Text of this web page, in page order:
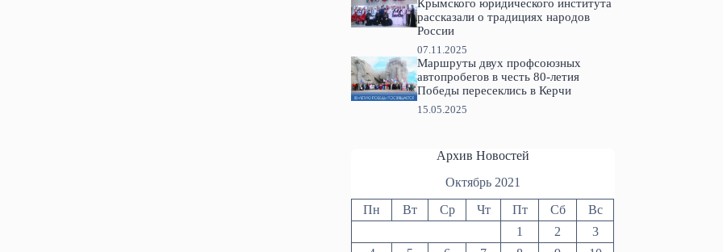
Крымского юридического института
рассказали о традициях народов
России
07.11.2025
Маршруты двух профсоюзных
автопробегов в честь 80-летия
Победы пересеклись в Керчи
15.05.2025
Архив Новостей
Октябрь 2021
Пн Вт Ср Чт Пт Сб
Вс
1
2
3